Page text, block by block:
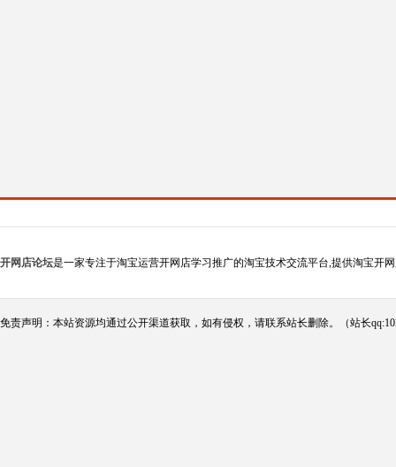
开网店论坛是一家专注于淘宝运营开网店学习推广的淘宝技术交流平台,提供淘宝开
免责声明：本站资源均通过公开渠道获取，如有侵权，请联系站长删除。（站长